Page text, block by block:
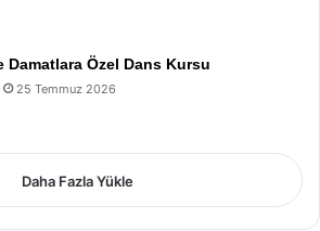
Damatlara Özel Dans Kursu
25 Temmuz 2026
Daha Fazla Yükle